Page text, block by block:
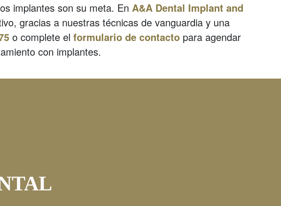
implantes son su meta. En A&A Dental Implant and
gracias a nuestras técnicas de vanguardia y una
o complete el formulario de contactopara agendar
con implantes.